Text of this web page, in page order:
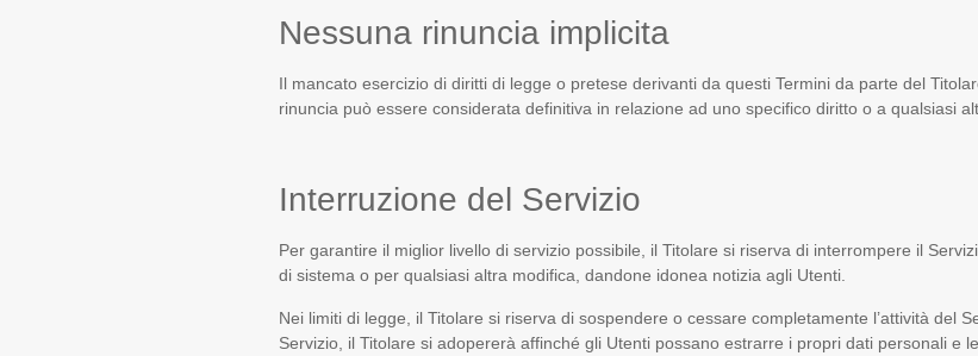
Nessuna rinuncia implicita
Il mancato esercizio di diritti di legge o pretese derivanti da questi Termini da parte del
rinuncia può essere considerata definitiva in relazione ad uno specifico diritto o a qualsiasi
Interruzione del Servizio
Per garantire il miglior livello di servizio possibile, il Titolare si riserva di interrompere il
di sistema o per qualsiasi altra modifica, dandone idonea notizia agli Utenti.
Nei limiti di legge, il Titolare si riserva di sospendere o cessare completamente l’attività del
Servizio, il Titolare si adopererà affinché gli Utenti possano estrarre i propri dati personali e